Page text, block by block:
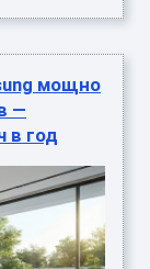
мощно
—
в год